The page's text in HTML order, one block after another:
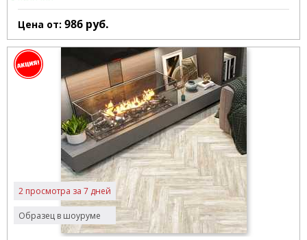
Цена от: 986 руб.
Образец в шоуруме
2 просмотра за 7 дней